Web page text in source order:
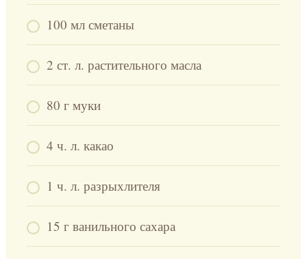
100 мл сметаны
2 ст. л. растительного масла
80 г муки
4 ч. л. какао
1 ч. л. разрыхлителя
15 г ванильного сахара